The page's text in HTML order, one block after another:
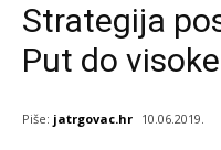
Strategija
Put do
Piše: jatrgovac.hr 10.06.2019.